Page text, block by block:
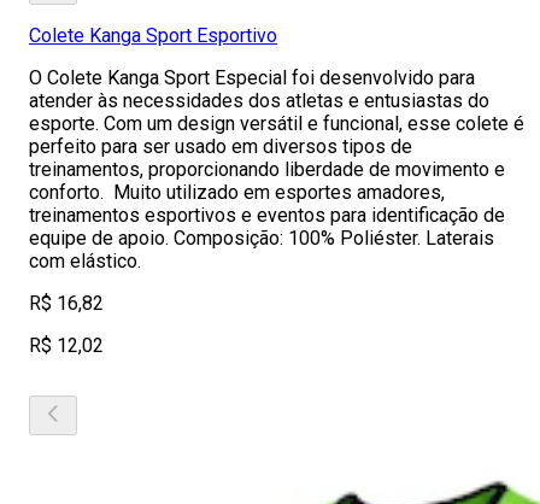
Colete Kanga Sport Esportivo
O Colete Kanga Sport Especial foi desenvolvido para
atender às necessidades dos atletas e entusiastas do
esporte. Com um design versátil e funcional, esse colete é
perfeito para ser usado em diversos tipos de
treinamentos, proporcionando liberdade de movimento e
conforto. Muito utilizado em esportes amadores,
treinamentos esportivos e eventos para identificação de
equipe de apoio. Composição: 100% Poliéster. Laterais
com elástico.
R$ 16,82
R$ 12,02